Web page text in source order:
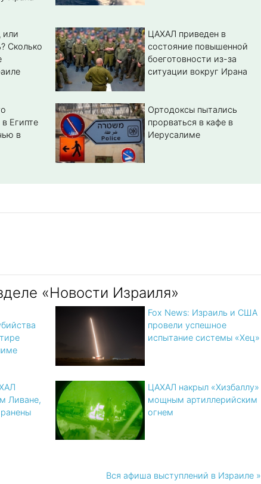
или
Cколько
ЦАХАЛ приведен в
состояние повышенной
боеготовности из-за
ситуации вокруг Ирана
Египте
в
Ортодоксы пытались
прорваться в кафе в
Иерусалиме
«Новости Израиля»
Fox News: Израиль и США
провели успешное
испытание системы «Хец»
Ливане,
ЦАХАЛ накрыл «Хизбаллу»
мощным артиллерийским
огнем
Вся афиша выступлений в Израиле »